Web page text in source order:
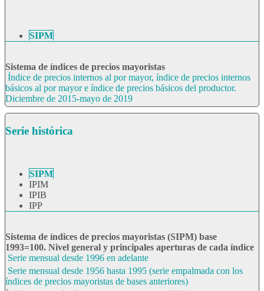
SIPM
Sistema de índices de precios mayoristas
Índice de precios internos al por mayor, índice de precios internos
básicos al por mayor e índice de precios básicos del productor.
Diciembre de 2015-mayo de 2019
Serie histórica
SIPM
IPIM
IPIB
IPP
Sistema de índices de precios mayoristas (SIPM) base
1993=100. Nivel general y principales aperturas de cada índice
Serie mensual desde 1996 en adelante
Serie mensual desde 1956 hasta 1995 (serie empalmada con los
índices de precios mayoristas de bases anteriores)